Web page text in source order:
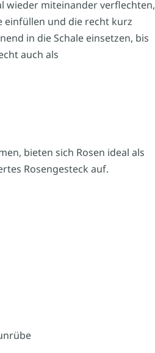
wieder miteinander verflechten,
einfüllen und die recht kurz
in die Schale einsetzen, bis
auch als
bieten sich Rosen ideal als
Rosengesteck auf.